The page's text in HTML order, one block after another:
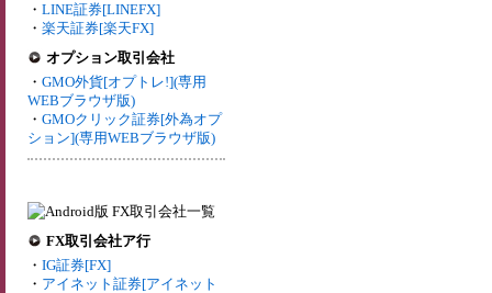
・ LINE証券[LINEFX]
・ 楽天証券[楽天FX]
オプション取引会社
・ GMO外貨[オプトレ!](専用
WEBブラウザ版)
・ GMOクリック証券[外為オプ
ション](専用WEBブラウザ版)
FX取引会社ア行
・ IG証券[FX]
・ アイネット証券[アイネット